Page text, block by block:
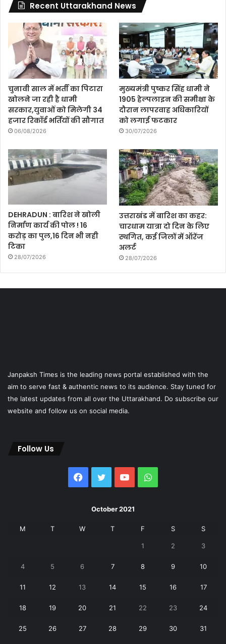
Recent Uttarakhand News
चुनावी साल में भर्ती का पिटारा
खोलने जा रही है धामी
सरकार,युवाओं को मिलेगी 34
हजार रिकॉर्ड भर्तियों की सौगात
06/08/2026
मुख्यमंत्री पुष्कर सिंह धामी ने
1905 हेल्पलाइन की समीक्षा के
दौरान लापरवाह अधिकारियों
को लगाई फटकार
30/07/2026
DEHRADUN : बारिश ने खोली
निर्माण कार्य की पोल ! 16
करोड़ का पुल,16 दिन भी नही
टिका
28/07/2026
उत्तराखंड में बारिश का कहर:
चारधाम यात्रा दो दिन के लिए
स्थगित, कई जिलों में ऑरेंज
अलर्ट
28/07/2026
Janpaksh Times is the leading news portal established with the
aim to serve fast & authentic news to its audience. Stay tuned for
the latest updates from all over the Uttarakhand. Do subscribe our
website and follow us on social media.
Follow Us
Facebook
Twitter YouTubeWhatsApp
October 2021
M T W T F S S
1 2 3
4 5 6 7 8 9 10
11 12 13 14 15 16 17
18 19 20 21 22 23 24
25 26 27 28 29 30 31